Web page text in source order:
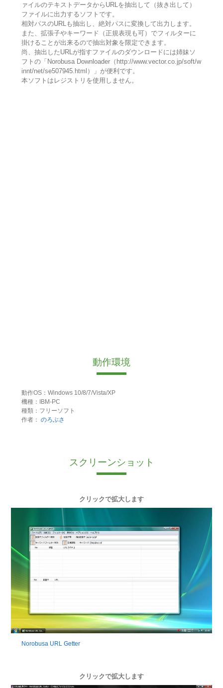
ァイルのテキストデータからURLを抽出して（抜き出して）
ファイルに出力するソフトです。
相対パスのURLも抽出し、絶対パスに変換して出力します。
また、拡張子やキーワード（正規表現も可）でフィルターに
掛けることが出来るので抽出対象を限定できます。
尚、抽出したURLが指すファイルのダウンロードには姉妹ソ
フトの「Norobusa Downloader（http://www.vector.co.jp/soft/w
innt/net/se507945.html）」が便利です。
本ソフトはレジストリを使用しません。
動作環境
動作OS：Windows 10/8/7/Vista/XP
機種：IBM-PC
種類：フリーソフト
作者： のろぶさ
スクリーンショット
クリックで拡大します
Norobusa URL Getter
クリックで拡大します